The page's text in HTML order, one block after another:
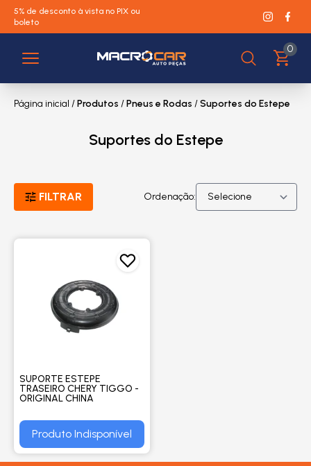
5% de desconto à vista no PIX ou
boleto
0
Página inicial /Produtos /Pneus e Rodas /Suportes do Estepe
Suportes do Estepe
FILTRAR Ordenação:
SUPORTE ESTEPE
TRASEIRO CHERY TIGGO -
ORIGINAL CHINA
Produto Indisponível